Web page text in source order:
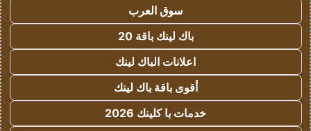
سوق العرب
باك لينك باقة 20
اعلانات الباك لينك
أقوى باقة باك لينك
خدمات با كلينك 2026